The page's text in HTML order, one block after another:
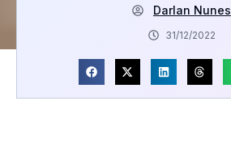
Darlan Nunes
31/12/2022